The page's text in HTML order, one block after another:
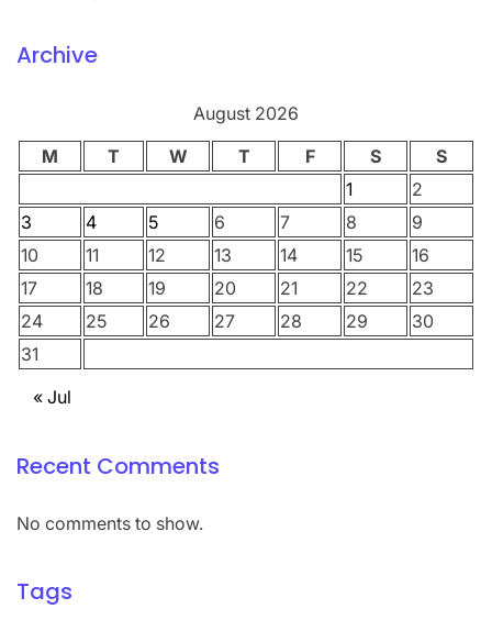
Archive
August 2026
M
T W T F S
S
1
2
3
4 5 6 7 8
9
10
11 12 13 14 15
16
17
18 19 20 21 22
23
24
25 26 27 28 29
30
31
« Jul
Recent Comments
No comments to show.
Tags